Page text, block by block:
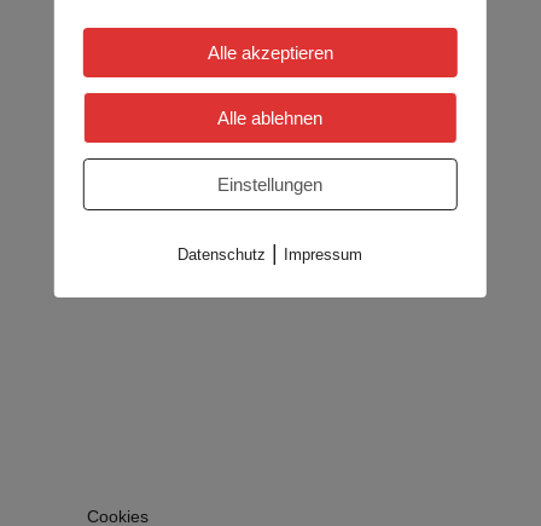
Cookies
Alle akzeptieren
Alle ablehnen
Einstellungen
Datenschutz Impressum